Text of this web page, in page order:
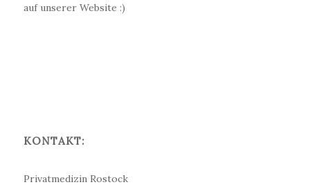
auf unserer Website :)
KONTAKT:
Privatmedizin Rostock